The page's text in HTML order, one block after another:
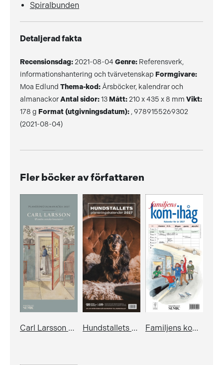
Spiralbunden
Detaljerad fakta
Recensionsdag: 2021-08-04 Genre: Referensverk,
informationshantering och tvärvetenskap Formgivare:
Moa Edlund Thema-kod: Årsböcker, kalendrar och
almanackorAntal sidor:13 Mått: 210 x 435 x 8 mm Vikt:
178 g Format (utgivningsdatum): , 9789155269302
(2021-08-04)
Fler böcker av författaren
Carl Larsson & andra svenska konstnärer: Planeringsalmanacka 2027 Hundstallets planeringskalender 2027 Familjens kom-ihåg-kalender 2027